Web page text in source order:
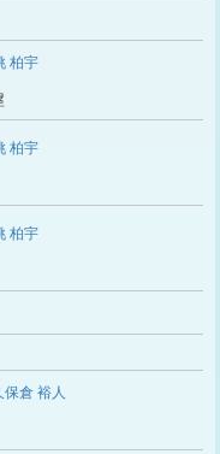
柏宇
柏宇
柏宇
保倉 裕人